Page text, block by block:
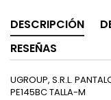
DESCRIPCIÓN
RESEÑAS
UGROUP, S.R.L.
PE145BC TALLA-M